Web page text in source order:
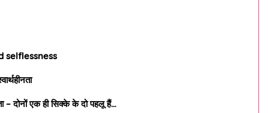
selflessness
– दोनों एक ही सिक्के के दो पहलू हैं…